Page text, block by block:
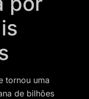
tornou uma
de bilhões